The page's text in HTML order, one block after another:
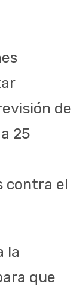
de
25
contra el
la
que